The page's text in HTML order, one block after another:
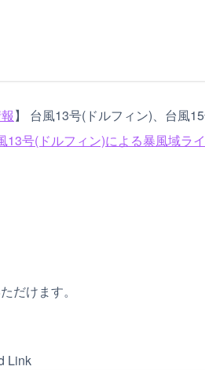
】 台風13号(ドルフィン)、台風
13号(ドルフィン)による暴風域ラ
だけます。
Link